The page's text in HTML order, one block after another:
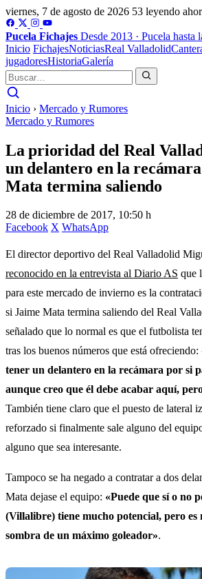
viernes, 7 de agosto de 2026 53 leyendo
Pucela Fichajes Desde 2013 · Pucela hasta
Inicio FichajesNoticiasReal Valladolid
jugadoresHistoriaGalería
Inicio › Mercado y Rumores
Mercado y Rumores
La prioridad del Real
un delantero en la
Mata termina saliendo
28 de diciembre de 2017, 10:50 h
Facebook X WhatsApp
El director deportivo del Real Valladolid
reconocido en la entrevista al Diario AS que
para este mercado de invierno es la
si Jaime Mata termina saliendo del Real
señalado que lo normal es que el futbolista
tras los buenos números que está ofreciendo:
tener un delantero en la recámara por si
aunque creo que él debe acabar aquí,
También tiene claro que el puesto de lateral
reforzado si finalmente sale alguno del
alguno que sea interesante.
Tampoco se ha negado a contratar a dos
Mata dejase el equipo: «Puede que sí o no
(Villalibre) tiene mucho potencial, pero es
sombra de un máximo goleador».